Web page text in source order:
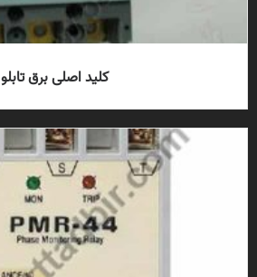
کلید اصلی برق تابلو